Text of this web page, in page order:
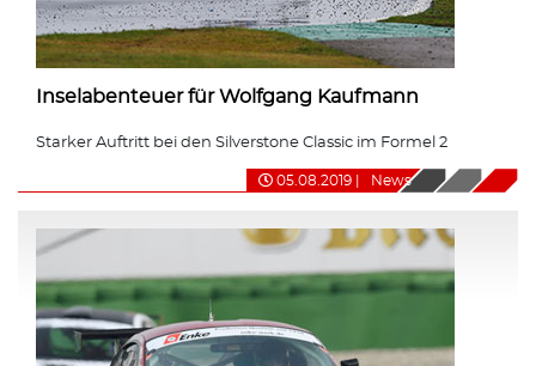
Inselabenteuer für Wolfgang Kaufmann
Starker Auftritt bei den Silverstone Classic im Formel 2
05.08.2019 News